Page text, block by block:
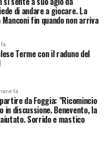
di andare a giocare. La
fin quando non arriva
Terme con il raduno del
fa
da Foggia: "Ricomincio
in discussione. Benevento, la
Sorrido e mastico